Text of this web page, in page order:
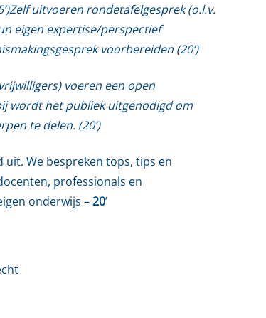
Zelf uitvoeren rondetafelgesprek (o.l.v.
eigen expertise/perspectief
voorbereiden (20’)
voeren een open
wordt het publiek uitgenodigd om
te delen. (20’)
uit. We bespreken tops, tips en
professionals en
onderwijs –20’